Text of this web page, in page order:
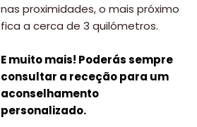
nas proximidades, o mais próximo
fica a cerca de 3 quilómetros.
E muito mais! Poderás sempre
consultar a receção para um
aconselhamento
personalizado.